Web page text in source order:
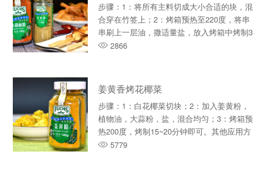
步骤：1：将所有主料切成大小合适的块，混
合穿在竹签上；2：烤箱预热至220度，将串
串刷上一层油，撒适量盐，放入烤箱中烤制3
分钟。3：均匀撒上孜然粉和···
2866
姜黄香烤花椰菜
步骤：1：白花椰菜切块；2：加入姜黄粉，
植物油，大蒜粉，盐，混合均匀；3：烤箱预
热200度，烤制15~20分钟即可。其他应用方
式：烧烤，凉拌，腌制，卤味···
5779